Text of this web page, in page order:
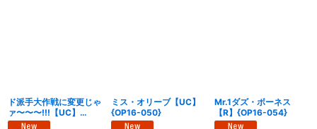
ド派手大作戦に変更じゃ
ァ〜〜〜!!!【UC】
{OP16-059}
ミス・オリーブ【UC】
{OP16-050}
Mr.1ダズ・ボーネス
【R】{OP16-054}